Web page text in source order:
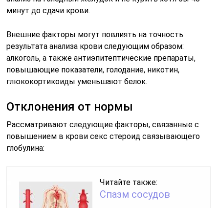
минут до сдачи крови.
Внешние факторы могут повлиять на точность
результата анализа крови следующим образом:
алкоголь, а также антиэпитептические препараты,
повышающие показатели, голодание, никотин,
глюкокортикоиды уменьшают белок.
Отклонения от нормы
Рассматривают следующие факторы, связанные с
повышением в крови секс стероид связывающего
глобулина:
Читайте также:
Спазм сосудов